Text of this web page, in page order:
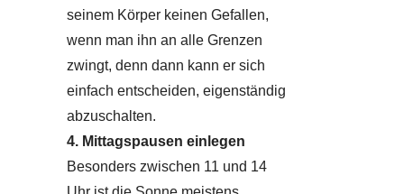
seinem Körper keinen Gefallen,
wenn man ihn an alle Grenzen
zwingt, denn dann kann er sich
einfach entscheiden, eigenständig
abzuschalten.
4. Mittagspausen einlegen
Besonders zwischen 11 und 14